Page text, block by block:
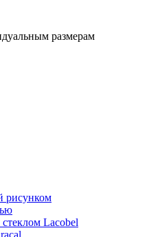
размерам
рисунком
Lacobel